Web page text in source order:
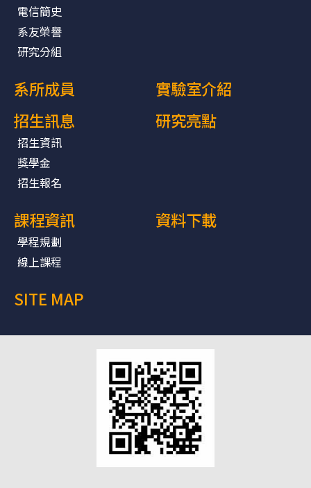
電信簡史
系友榮譽
研究分組
系所成員
實驗室介紹
招生訊息
招生資訊
獎學金
招生報名
研究亮點
課程資訊
學程規劃
線上課程
資料下載
SITE MAP